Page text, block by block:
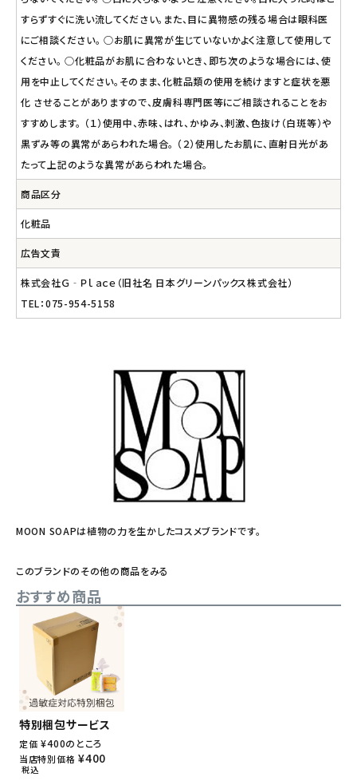
すらずすぐに洗い流してください。また、目に異物感の残る場合は眼科医
にご相談ください。 ○お肌に異常が生じていないかよく注意して使用して
ください。 ○化粧品がお肌に合わないとき、即ち次のような場合には、使
用を中止してください。そのまま、化粧品類の使用を続けますと症状を悪
化 させることがありますので、皮膚科専門医等にご相談されることをお
すすめします。 （１）使用中、赤味、はれ、かゆみ、刺激、色抜け（白斑等）や
黒ずみ等の異常があらわれた場合。 （２）使用したお肌に、直射日光があ
たって上記のような異常があらわれた場合。
商品区分
化粧品
広告文責
株式会社Ｇ‐Ｐｌａｃｅ（旧社名 日本グリーンパックス株式会社）
TEL：075-954-5158
MOON SOAPは植物の力を生かしたコスメブランドです。
このブランドのその他の商品をみる
おすすめ商品
特別梱包サービス
定価 ¥400のところ
当店特別価格 ¥400
税込